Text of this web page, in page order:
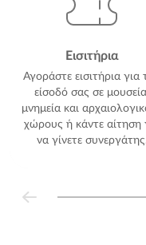
Εισιτήρια
Αγοράστε εισιτήρια για
είσοδό σας σε
μνημεία και
χώρους ή κάντε αίτηση
να γίνετε